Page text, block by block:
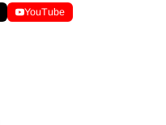
YouTube